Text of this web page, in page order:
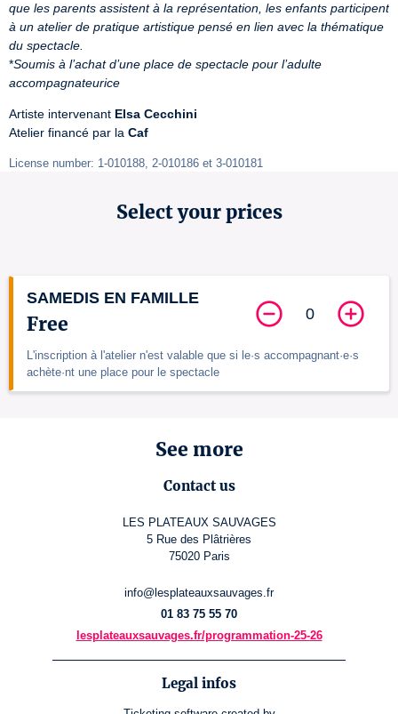
que les parents assistent à la représentation, les enfants participent
à un atelier de pratique artistique pensé en lien avec la thématique
du spectacle.
*Soumis à l’achat d’une place de spectacle pour l’adulte
accompagnateurice
Artiste intervenant Elsa Cecchini
Atelier financé par la Caf
License number: 1-010188, 2-010186 et 3-010181
Select your prices
SAMEDIS EN FAMILLE
Free
L'inscription à l'atelier n'est valable que si le·s accompagnant·e·s
achète·nt une place pour le spectacle
0
See more
Contact us
LES PLATEAUX SAUVAGES
5 Rue des Plâtrières
75020 Paris
info@lesplateauxsauvages.fr
01 83 75 55 70
lesplateauxsauvages.fr/programmation-25-26
Legal infos